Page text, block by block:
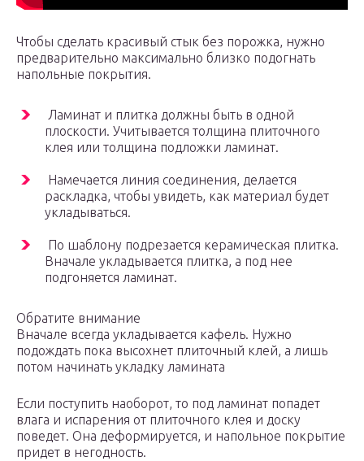
Чтобы сделать красивый стык без порожка, нужно
предварительно максимально близко подогнать
напольные покрытия.
Ламинат и плитка должны быть в одной
плоскости. Учитывается толщина плиточного
клея или толщина подложки ламинат.
Намечается линия соединения, делается
раскладка, чтобы увидеть, как материал будет
укладываться.
По шаблону подрезается керамическая плитка.
Вначале укладывается плитка, а под нее
подгоняется ламинат.
Обратите внимание
Вначале всегда укладывается кафель. Нужно
подождать пока высохнет плиточный клей, а лишь
потом начинать укладку ламината
Если поступить наоборот, то под ламинат попадет
влага и испарения от плиточного клея и доску
поведет. Она деформируется, и напольное покрытие
придет в негодность.